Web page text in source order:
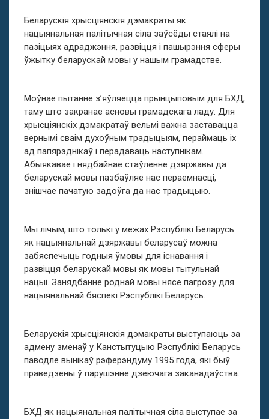
Беларускія хрысціянскія дэмакраты як
нацыянальная палітычная сіла заўсёды стаялі на
пазіцыях адраджэння, развіцця і пашырэння сферы
ўжытку беларускай мовы у нашым грамадстве.
Моўнае пытанне з’яўляецца прынцыповым для БХД,
таму што закранае асновы грамадскага ладу. Для
хрысціянскіх дэмакратаў вельмі важна заставацца
вернымі сваім духоўным традыцыям, пераймаць іх
ад папярэднікаў і перадаваць наступнікам.
Абыякавае і нядбайнае стаўленне дзяржавы да
беларускай мовы пазбаўляе нас пераемнасці,
знішчае пачатую задоўга да нас традыцыю.
Мы лічым, што толькі у межах Рэспублікі Беларусь
як нацыянальнай дзяржавы беларусаў можна
забяспечыць годныя ўмовы для існавання і
развіцця беларускай мовы як мовы тытульнай
нацыі. Занядбанне роднай мовы нясе пагрозу для
нацыянальнай бяспекі Рэспублікі Беларусь.
Беларускія хрысціянскія дэмакраты выступаюць за
адмену зменаў у Канстытуцыю Рэспублікі Беларусь
паводле вынікаў рэферэндуму 1995 года, які быў
праведзены ў парушэнне дзеючага заканадаўства.
БХД як нацыянальная палітычная сіла выступае за